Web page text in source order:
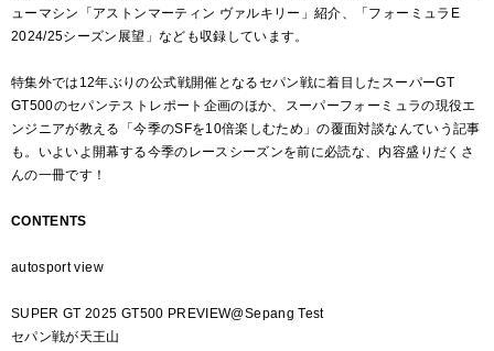
ューマシン「アストンマーティン ヴァルキリー」紹介、「フォーミュラE
2024/25シーズン展望」なども収録しています。
特集外では12年ぶりの公式戦開催となるセパン戦に着目したスーパーGT
GT500のセパンテストレポート企画のほか、スーパーフォーミュラの現役エ
ンジニアが教える「今季のSFを10倍楽しむため」の覆面対談なんていう記事
も。いよいよ開幕する今季のレースシーズンを前に必読な、内容盛りだくさ
んの一冊です！
CONTENTS
autosport view
SUPER GT 2025 GT500 PREVIEW@Sepang Test
セパン戦が天王山